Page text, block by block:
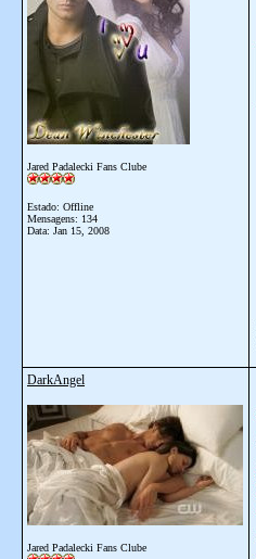
Jared Padalecki Fans Clube
Estado: Offline
Mensagens: 134
Data: Jan 15, 2008
DarkAngel
Jared Padalecki Fans Clube